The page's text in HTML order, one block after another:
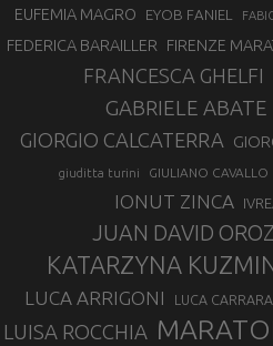
EUFEMIA MAGRO EYOB FANIEL
FEDERICA BARAILLER FIRENZE
FRANCESCA GHELFI
GABRIELE ABATE
GIORGIO CALCATERRA
giuditta turini GIULIANO CAVALLO
IONUT ZINCA
JUAN DAVID
KATARZYNA
LUCA ARRIGONI LUCA CARRARA
LUISA ROCCHIA